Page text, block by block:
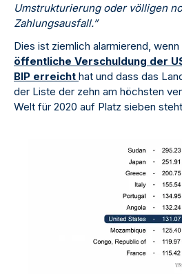
Umstrukturierung oder völligen
Zahlungsausfall.”
Dies ist ziemlich alarmierend,
öffentliche Verschuldung der
BIP erreicht hat und dass das
der Liste der zehn am höchsten
Welt für 2020 auf Platz sieben